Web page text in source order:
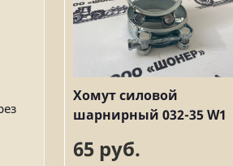
Хомут силовой
шарнирный 032-35 W1
65 руб.